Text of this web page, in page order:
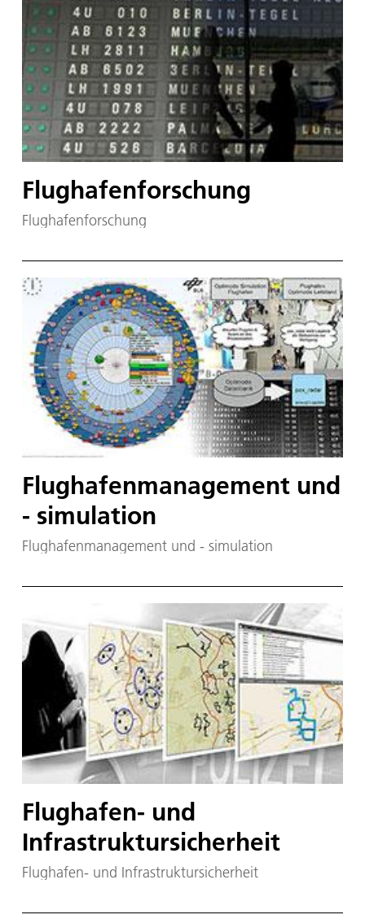
Flughafenforschung
Flughafenforschung
Flughafenmanagement und
- simulation
Flughafenmanagement und - simulation
Flughafen- und
Infrastruktursicherheit
Flughafen- und Infrastruktursicherheit